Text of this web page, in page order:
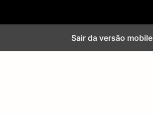
Sair da versão mobile